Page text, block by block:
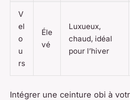
V
el
o
u
rs
Éle
vé
Luxueux,
chaud, idéal
pour l’hiver
Intégrer une ceinture obi à